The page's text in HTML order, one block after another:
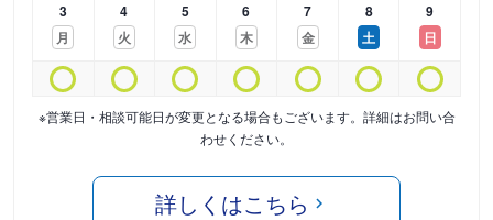
3
月
4
火
5
水
6
木
7
金
8
土
9
日
※営業日・相談可能日が変更となる場合もございます。詳細はお問い合
わせください。
詳しくはこちら